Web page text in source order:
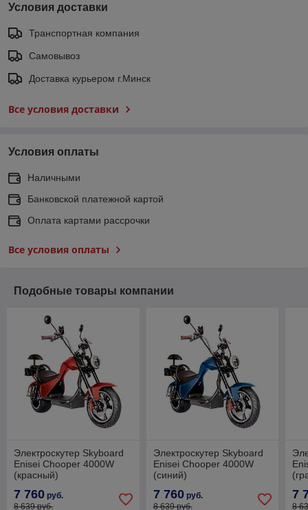
Условия доставки
Транспортная компания
Самовывоз
Доставка курьером г.Минск
Все условия доставки
Условия оплаты
Наличными
Банковской платежной картой
Оплата картами рассрочки
Все условия оплаты
Подобные товары компании
Электроскутер Skyboard
Enisei Chooper 4000W
(красный)
7 760 руб.
8 639 руб.
Электроскутер Skyboard
Enisei Chooper 4000W
(синий)
7 760руб.
8 639 руб.
7
8